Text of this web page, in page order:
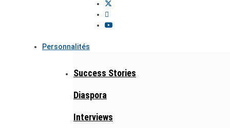
Personnalités
Success Stories
Diaspora
Interviews